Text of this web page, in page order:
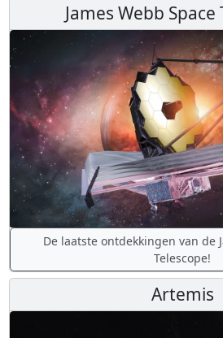
James Webb Space
De laatste ontdekkingen van de
Telescope!
Artemis